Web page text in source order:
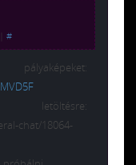
#
chat/18064-